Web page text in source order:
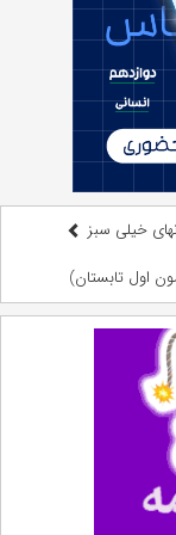
خیلی سبز